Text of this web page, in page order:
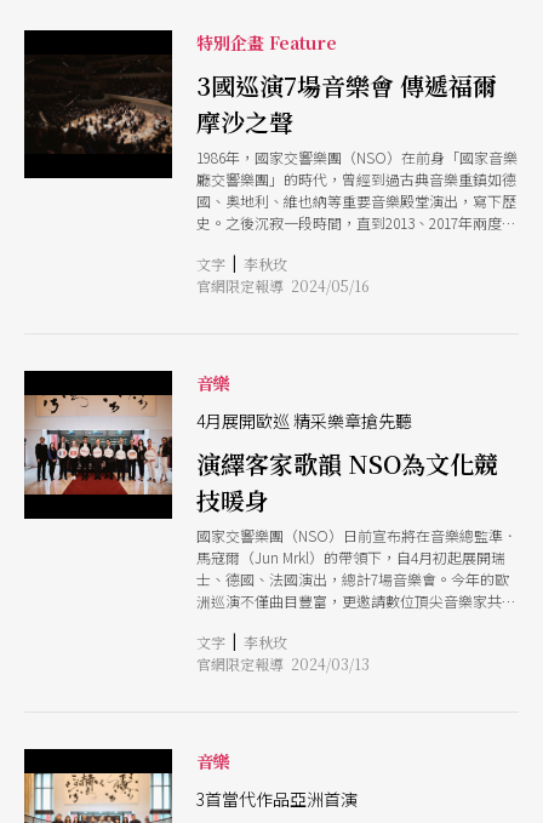
作，樂曲悼念二戰時、在法西斯主義統治下被槍殺
同時也是作曲家對當時政治環境所做的回應。由於
洛爾卡對吉他情有獨鍾，於是普朗克採用詩人著名
詩作《六弦》為創作動機，並將「吉他的聲音讓我
在夢裡也會流淚」這段文字寫在樂譜的第2樂章
中，為此，樂曲中有大量的撥弦模仿吉他，製造出
失去、哀悼、孤獨的氛圍。「樂曲戲劇性對比非常
大！」黃俊文轉述黃海倫在專輯中所提到的，很多
但突然又掉到谷底的絕望。「最特別的是3個樂章
每段曲子的最後一個音，都是由小提琴以一個非常
響」。其歷任指揮皆為古典樂壇頂尖名家，經歷將
近百年的打磨及與國際知名獨奏家合作，如今不但
是亞洲首屈一指的交響樂團，更躋身於國際一流交
響樂團之列。 本次領軍來的首席指揮法比奧．路
易西（Fabio Luisi）來自義大利的熱那亞，是現任
總監。他於2001年首次指揮NHK交響樂團，並於
2022年9月成為樂團的首席指揮。2023年8月，他的
首席指揮任期延長了3年，直至2028年8月。這次巡
演的3首曲目是指揮路易西特別為台灣樂迷所策
劃：上半場以德國作曲家韋伯的《魔彈射手》序曲
揭開序幕；下半場則呈現柴科夫斯基的E小調第5號
交響曲。 為了來台巡演，NHK特地挑選活躍於國
2014年替小提琴家宓多里（Midori Goto）代打，
底特律交響樂團合作，轟動樂壇。近期又在美國維
爾音樂節（Bravo! Vail Music Festival）為小提琴
家安．蘇菲．慕特（Anne-Sophie Mutter）代打
亦獲得高評價。2023年正式簽約法國唱片大廠
Nave成為旗下專屬藝人，其第一張唱片於 2023 年
10月全球發行：6月甫於Naxos大廠發行當代知名
日本作曲家細川俊夫的作品錄音，名氣還在不斷上
升當中。 今年是NHK交響樂團繼1971年及2016年
後第3度來台演出。據NSO執行長郭玟岑所述：
也是首席指揮法比奧．路易西首度帶團於海外演
出。」而延續2023年
特別企畫 Feature
3國巡演7場音樂會 傳遞福爾
摩沙之聲
1986年，國家交響樂團（NSO）在前身「國家音樂
廳交響樂團」的時代，曾經到過古典音樂重鎮如德
國、奧地利、維也納等重要音樂殿堂演出，寫下歷
史。之後沉寂一段時間，直到2013、2017年兩度重
早年的自費到現在的獲邀演出、進入知名音樂節系
列......走過無數歲月的期間，歷屆領航者、音樂
（Taiwan Philharmonic）為名，踏上瑞士、德國
及法國國土。一來展現樂團的實力，二來在歐巡末
站也為了2024年7月台灣即將在巴黎舉行的「文化
文字 | 李秋玫
官網限定報導 2024/05/16
音樂
4月展開歐巡 精采樂章搶先聽
演繹客家歌韻 NSO為文化競
技暖身
國家交響樂團（NSO）日前宣布將在音樂總監準．
馬寇爾（Jun Mrkl）的帶領下，自4月初起展開瑞
士、德國、法國演出，總計7場音樂會。今年的歐
洲巡演不僅曲目豐富，更邀請數位頂尖音樂家共襄
樂曲，讓台灣樂迷先睹為快。NSO也同時宣布喜
訊，音樂總監馬寇爾的任期會從原來的2025年7
廳演出「來自台灣2024歐洲巡演行前音樂會」。此
兩場皆由音樂總監準．馬寇爾與小提琴家黃俊文
（Paul Huang）的合作，與NSO演出經典的柴科
文字 | 李秋玫
官網限定報導 2024/03/13
音樂
3首當代作品亞洲首演